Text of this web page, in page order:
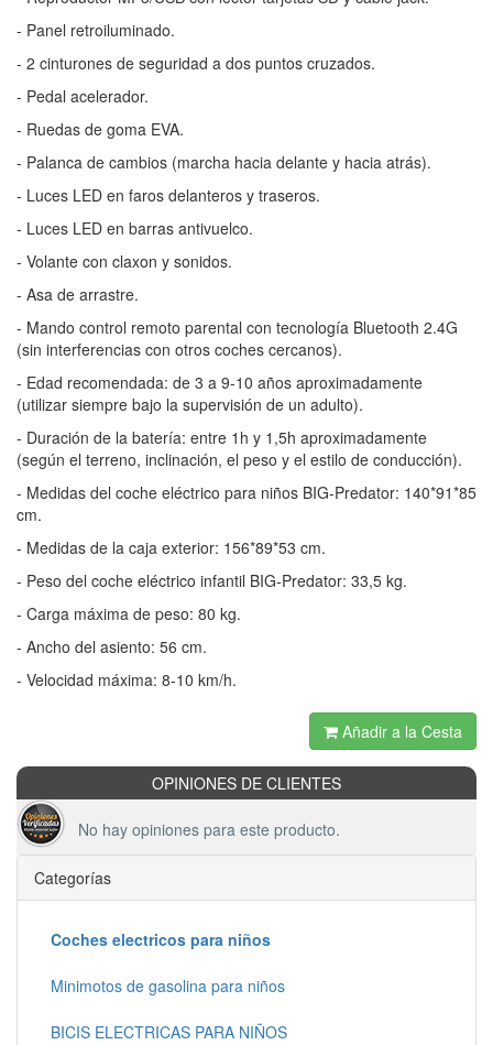
- Panel retroiluminado.
- 2 cinturones de seguridad a dos puntos cruzados.
- Pedal acelerador.
- Ruedas de goma EVA.
- Palanca de cambios (marcha hacia delante y hacia atrás).
- Luces LED en faros delanteros y traseros.
- Luces LED en barras antivuelco.
- Volante con claxon y sonidos.
- Asa de arrastre.
- Mando control remoto parental con tecnología Bluetooth 2.4G
(sin interferencias con otros coches cercanos).
- Edad recomendada: de 3 a 9-10 años aproximadamente
(utilizar siempre bajo la supervisión de un adulto).
- Duración de la batería: entre 1h y 1,5h aproximadamente
(según el terreno, inclinación, el peso y el estilo de conducción).
- Medidas del coche eléctrico para niños BIG-Predator: 140*91*85
cm.
- Medidas de la caja exterior: 156*89*53 cm.
- Peso del coche eléctrico infantil BIG-Predator: 33,5 kg.
- Carga máxima de peso: 80 kg.
- Ancho del asiento: 56 cm.
- Velocidad máxima: 8-10 km/h.
Añadir a la Cesta
OPINIONES DE CLIENTES
No hay opiniones para este producto.
Categorías
Coches electricos para niños
Minimotos de gasolina para niños
BICIS ELECTRICAS PARA NIÑOS